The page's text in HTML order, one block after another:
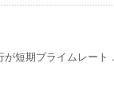
が短期プライムレート